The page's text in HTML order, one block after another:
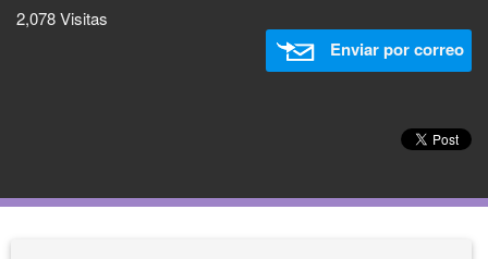
2,078 Visitas
Enviar por correo